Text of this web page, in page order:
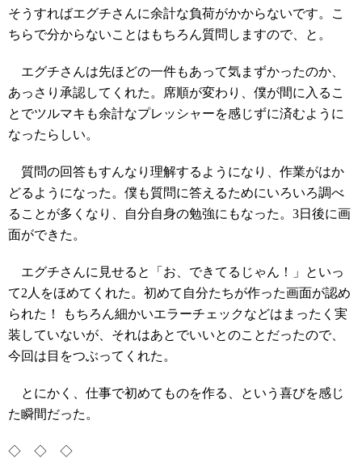
そうすればエグチさんに余計な負荷がかからないです。こ
ちらで分からないことはもちろん質問しますので、と。
エグチさんは先ほどの一件もあって気まずかったのか、
あっさり承認してくれた。席順が変わり、僕が間に入るこ
とでツルマキも余計なプレッシャーを感じずに済むように
なったらしい。
質問の回答もすんなり理解するようになり、作業がはか
どるようになった。僕も質問に答えるためにいろいろ調べ
ることが多くなり、自分自身の勉強にもなった。3日後に画
面ができた。
エグチさんに見せると「お、できてるじゃん！」といっ
て2人をほめてくれた。初めて自分たちが作った画面が認め
られた！ もちろん細かいエラーチェックなどはまったく実
装していないが、それはあとでいいとのことだったので、
今回は目をつぶってくれた。
とにかく、仕事で初めてものを作る、という喜びを感じ
た瞬間だった。
◇ ◇ ◇